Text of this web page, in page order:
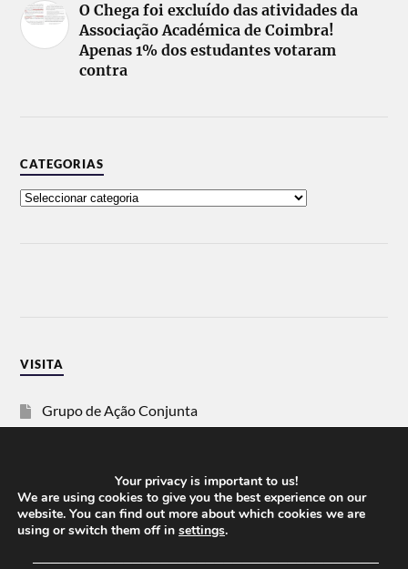
O Chega foi excluído das atividades da
Associação Académica de Coimbra!
Apenas 1% dos estudantes votaram
contra
CATEGORIAS
VISITA
Grupo de Ação Conjunta
Vida Justa
dezanove
Your privacy is important to us!
We are using cookies to give you the best experience on our
website. You can find out more about which cookies we are
using or switch them off in settings.
──────────────────────────────────────